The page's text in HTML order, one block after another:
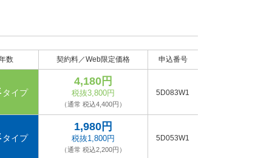
数 契約料／Web限定価格 申込番号
タイプ
4,180円
税抜3,800円
（通常 税込4,400円）
5D083W1
タイプ
1,980円
税抜1,800円
（通常 税込2,200円）
5D053W1